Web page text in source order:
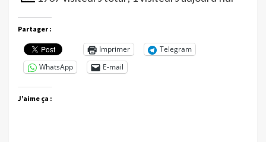
Partager :
Imprimer
Telegram
WhatsApp
E-mail
J’aime ça :